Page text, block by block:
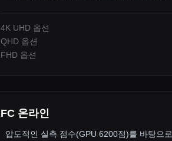
4K UHD 옵션
QHD 옵션
FHD 옵션
FC 온라인
압도적인 실측 점수(GPU 6200점)를 바탕으